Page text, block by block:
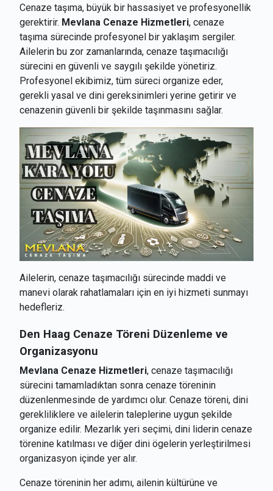
Cenaze taşıma, büyük bir hassasiyet ve profesyonellik
gerektirir. Mevlana Cenaze Hizmetleri, cenaze
taşıma sürecinde profesyonel bir yaklaşım sergiler.
Ailelerin bu zor zamanlarında, cenaze taşımacılığı
sürecini en güvenli ve saygılı şekilde yönetiriz.
Profesyonel ekibimiz, tüm süreci organize eder,
gerekli yasal ve dini gereksinimleri yerine getirir ve
cenazenin güvenli bir şekilde taşınmasını sağlar.
Ailelerin, cenaze taşımacılığı sürecinde maddi ve
manevi olarak rahatlamaları için en iyi hizmeti sunmayı
hedefleriz.
Den Haag Cenaze Töreni Düzenleme ve
Organizasyonu
Mevlana Cenaze Hizmetleri, cenaze taşımacılığı
sürecini tamamladıktan sonra cenaze töreninin
düzenlenmesinde de yardımcı olur. Cenaze töreni, dini
gerekliliklere ve ailelerin taleplerine uygun şekilde
organize edilir. Mezarlık yeri seçimi, dini liderin cenaze
törenine katılması ve diğer dini ögelerin yerleştirilmesi
organizasyon içinde yer alır.
Cenaze töreninin her adımı, ailenin kültürüne ve